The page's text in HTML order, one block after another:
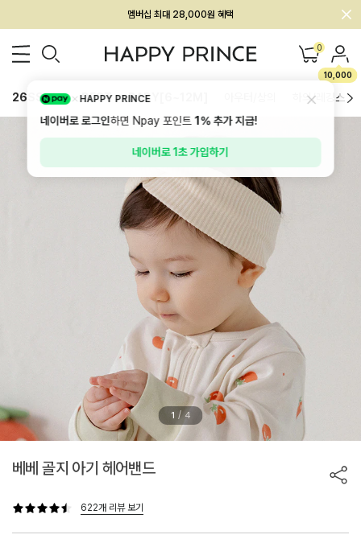
회원전용 아울렛, 가입하면 ~60% 할인!
멤버십 최대 28,000원 혜택 0
10,000
26SS 신상 BEST BABY[6~12M] 하의/레깅스
1 / 4
베베 골지 아기 헤어밴드
622개 리뷰 보기
HAPPY PRINCE
네이버로 로그인하면 Npay 포인트1%추가 지급!
네이버로 1초 가입하기